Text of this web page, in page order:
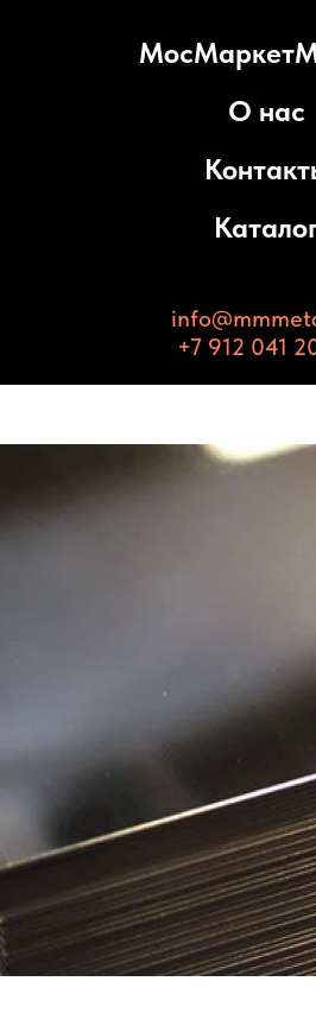
О нас
+7 912 041